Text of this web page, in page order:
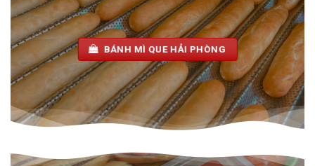
BÁNH MÌ QUE HẢI PHÒNG